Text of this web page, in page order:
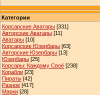
Категории
Корсарские Аватары [331]
Авторские Аватары [11]
Аватары [10]
Корсарские Юзербары [63]
Авторские Юзербары [13]
Юзербары [25]
Корсары: Каждому Своё [238]
Корабли [23]
Пираты [42]
Разное [417]
Марки [28]